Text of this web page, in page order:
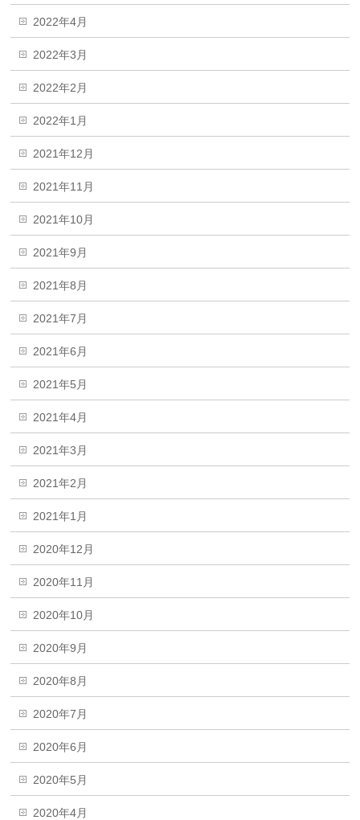
2022年4月
2022年3月
2022年2月
2022年1月
2021年12月
2021年11月
2021年10月
2021年9月
2021年8月
2021年7月
2021年6月
2021年5月
2021年4月
2021年3月
2021年2月
2021年1月
2020年12月
2020年11月
2020年10月
2020年9月
2020年8月
2020年7月
2020年6月
2020年5月
2020年4月